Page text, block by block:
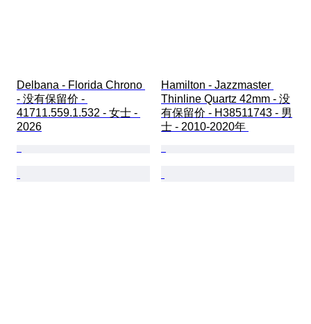
Delbana - Florida Chrono
- 没有保留价 -
41711.559.1.532 - 女士 -
2026
Hamilton - Jazzmaster
Thinline Quartz 42mm - 没
有保留价 - H38511743 - 男
士 - 2010-2020年